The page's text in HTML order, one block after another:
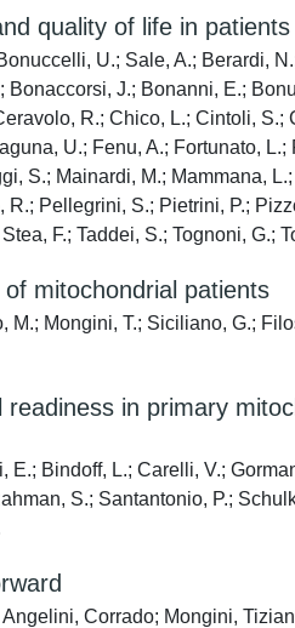
quality of life in
U.; Sale, A.; Berardi,
J.; Bonanni, E.;
R.; Chico, L.; Cintoli,
U.; Fenu, A.; Fortunato,
S.; Mainardi, M.; Mammana,
Pellegrini, S.; Pietrini, P.;
F.; Taddei, S.; Tognoni, G.;
mitochondrial patients
Mongini, T.; Siciliano, G.;
in primary
Bindoff, L.; Carelli, V.;
S.; Santantonio, P.;
Corrado; Mongini,